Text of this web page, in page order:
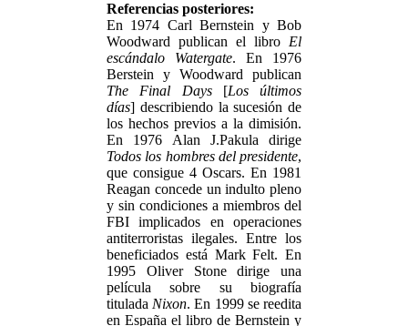
Referencias posteriores:
En 1974 Carl Bernstein y Bob
Woodward publican el libro El
escándalo Watergate. En 1976
Berstein y Woodward publican
The Final Days[Los últimos
días] describiendo la sucesión de
los hechos previos a la dimisión.
En 1976 Alan J.Pakula dirige
Todos los hombres del presidente,
que consigue 4 Oscars. En 1981
Reagan concede un indulto pleno
y sin condiciones a miembros del
FBI implicados en operaciones
antiterroristas ilegales. Entre los
beneficiados está Mark Felt. En
1995 Oliver Stone dirige una
película sobre su biografía
titulada Nixon. En 1999 se reedita
en España el libro de Bernstein y